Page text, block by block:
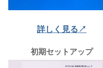
詳しく見る↗
初期セットアップ